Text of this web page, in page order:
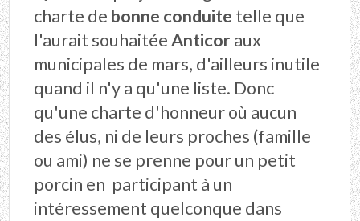
charte de bonne conduite telle que
l'aurait souhaitéeAnticor aux
municipales de mars, d'ailleurs inutile
quand il n'y a qu'une liste. Donc
qu'une charte d'honneur où aucun
des élus, ni de leurs proches (famille
ou ami) ne se prenne pour un petit
porcin en participant à un
intéressement quelconque dans